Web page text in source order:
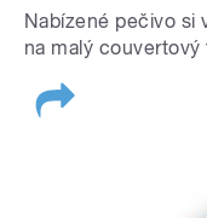
Nabízené pečivo si
na malý